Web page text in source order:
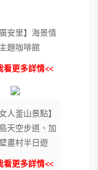
廣安里】海景情
題咖啡館
看更多詳情<<
人釜山景點】
天空步道、加
畫村半日遊
看更多詳情<<